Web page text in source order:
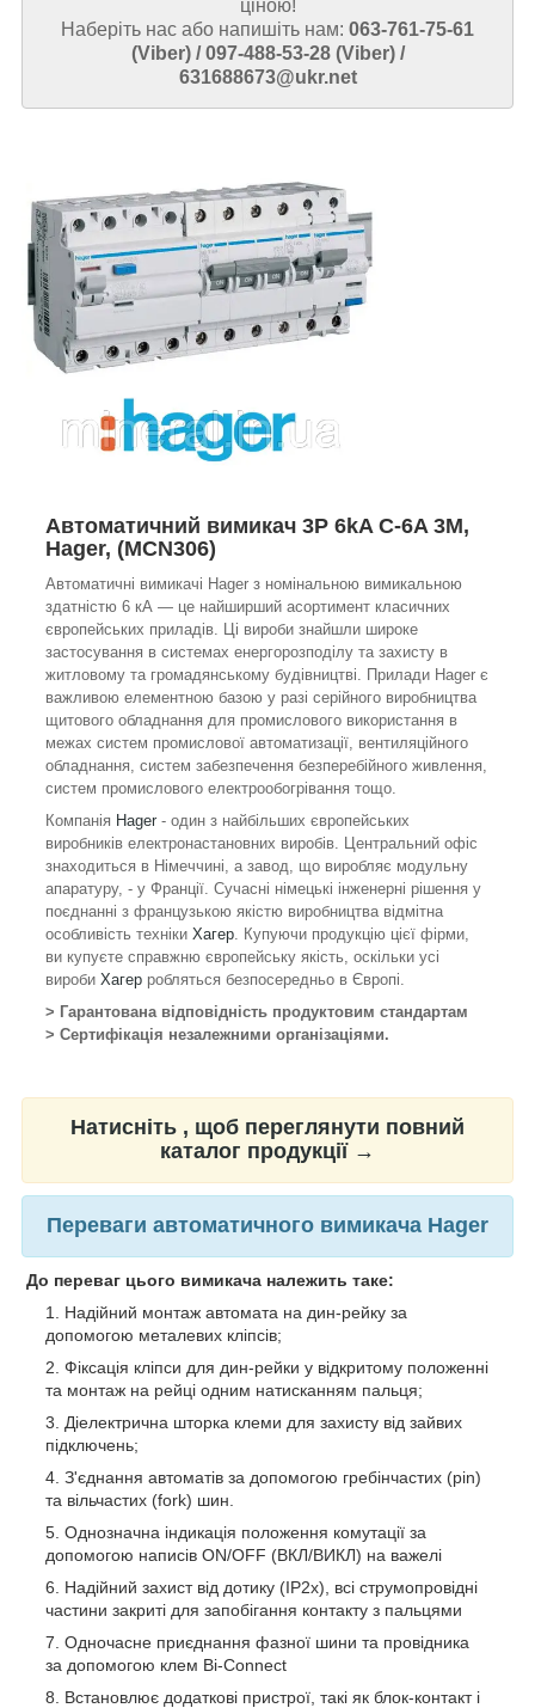
ціною!
Наберіть нас або напишіть нам: 063-761-75-61
(Viber) / 097-488-53-28 (Viber) /
631688673@ukr.net
Автоматичний вимикач 3P 6kA C-6A 3M,
Hager, (MCN306)
Автоматичні вимикачі Hager з номінальною вимикальною
здатністю 6 кА — це найширший асортимент класичних
європейських приладів. Ці вироби знайшли широке
застосування в системах енергорозподілу та захисту в
житловому та громадянському будівництві. Прилади Hager є
важливою елементною базою у разі серійного виробництва
щитового обладнання для промислового використання в
межах систем промислової автоматизації, вентиляційного
обладнання, систем забезпечення безперебійного живлення,
систем промислового електрообогрівання тощо.
Компанія Hager - один з найбільших європейських
виробників електронастановних виробів. Центральний офіс
знаходиться в Німеччині, а завод, що виробляє модульну
апаратуру, - у Франції. Сучасні німецькі інженерні рішення у
поєднанні з французькою якістю виробництва відмітна
особливість техніки Хагер . Купуючи продукцію цієї фірми,
ви купуєте справжню європейську якість, оскільки усі
вироби Хагер робляться безпосередньо в Європі.
> Гарантована відповідність продуктовим стандартам
> Сертифікація незалежними організаціями.
Натисніть , щоб переглянути повний
каталог продукції →
Переваги автоматичного вимикача Hager
До переваг цього вимикача належить таке:
Надійний монтаж автомата на дин-рейку за
допомогою металевих кліпсів;
Фіксація кліпси для дин-рейки у відкритому положенні
та монтаж на рейці одним натисканням пальця;
Діелектрична шторка клеми для захисту від зайвих
підключень;
З'єднання автоматів за допомогою гребінчастих (pin)
та вільчастих (fork) шин.
Однозначна індикація положення комутації за
допомогою написів ON/OFF (ВКЛ/ВИКЛ) на важелі
Надійний захист від дотику (IP2х), всі струмопровідні
частини закриті для запобігання контакту з пальцями
Одночасне приєднання фазної шини та провідника
за допомогою клем Bi-Connect
Встановлює додаткові пристрої, такі як блок-контакт і